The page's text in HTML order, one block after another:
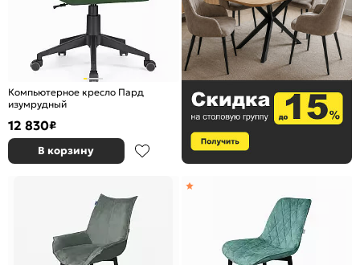
Компьютерное кресло Пард
изумрудный
12 830₽
В корзину